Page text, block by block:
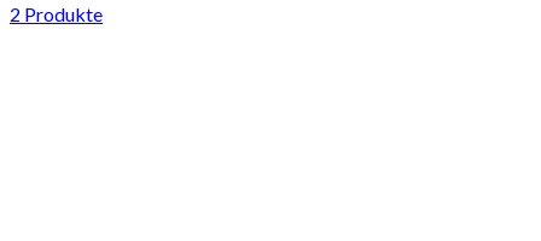
2 Produkte